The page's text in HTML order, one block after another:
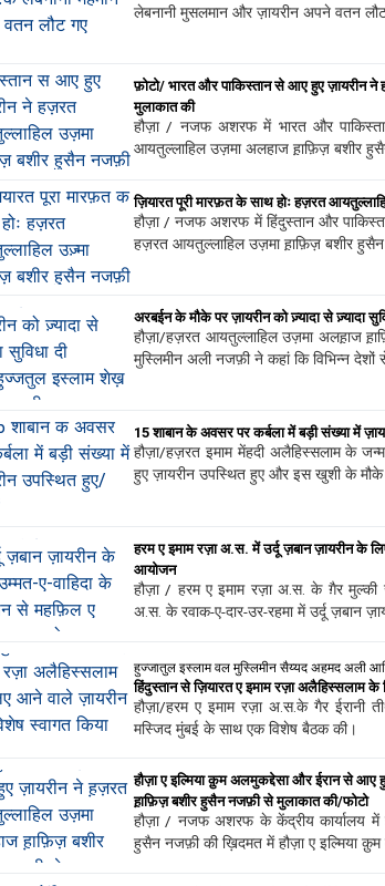
लेबनानी मुसलमान और ज़ायरीन अपने वतन
फ़ोटो/ भारत और पाकिस्तान से आए हुए ज़ायरीन
मुलाकात की
हौज़ा / नजफ अशरफ में भारत और
आयतुल्लाहिल उज़मा अलहाज ह़ाफ़िज़ बशीर
ज़ियारत पूरी मारफ़त के साथ होः हज़रत
हौज़ा / नजफ अशरफ में हिंदुस्तान और
हज़रत आयतुल्लाहिल उज़मा ह़ाफ़िज़ बशीर
अरबईन के मौके पर ज़ायरीन को ज़्यादा से ज़्यादा
हौज़ा/हज़रत आयतुल्लाहिल उज़मा अलह़ाज
मुस्लिमीन अली नजफ़ी ने कहां कि विभिन्न
15 शाबान के अवसर पर कर्बला में बड़ी संख्या में
हौज़ा/हज़रत इमाम मेंहदी अलैहिस्सलाम के
हुए ज़ायरीन उपस्थित हुए और इस खुशी के
हरम ए इमाम रज़ा अ.स. में उर्दू ज़बान ज़ायरीन के
आयोजन
हौज़ा / हरम ए इमाम रज़ा अ.स. के ग़ैर मुल्की
अ.स. के रवाक-ए-दार-उर-रहमा में उर्दू ज़बान
हुज्जातुल इस्लाम वल मुस्लिमीन सैय्यद अहमद अली
हिंदुस्तान से ज़ियारत ए इमाम रज़ा अलैहिस्सलाम के
हौज़ा/हरम ए इमाम रज़ा अ.स.के गैर ईरानी
मस्जिद मुंबई के साथ एक विशेष बैठक की।
हौज़ा ए इल्मिया क़ुम अलमुकद्देसा और ईरान से
ह़ाफ़िज़ बशीर हुसैन नजफ़ी से मुलाकात की/फोटो
हौज़ा / नजफ अशरफ के केंद्रीय कार्यालय
हुसैन नजफ़ी की ख़िदमत में हौज़ा ए इल्मिया